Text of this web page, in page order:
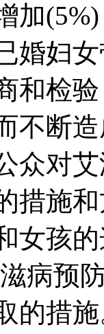
加
婚妇
和检
不断
众对
措施
女孩
病预
的措